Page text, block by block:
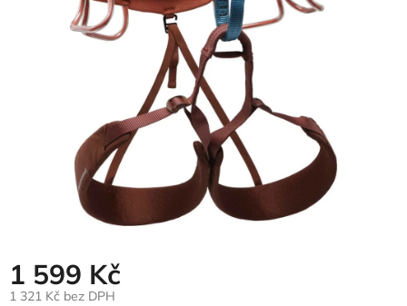
1 599 Kč
1 321 Kč bez DPH